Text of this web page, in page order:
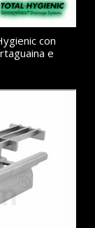
con
e